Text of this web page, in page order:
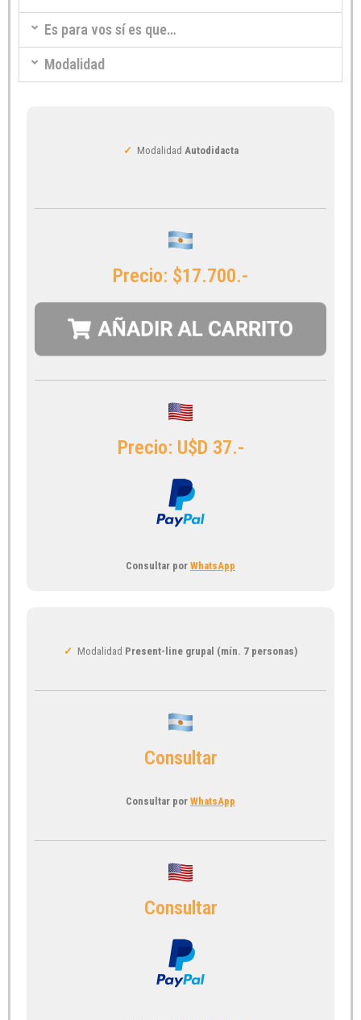
Es para vos sí es que…
Modalidad
✓ Modalidad Autodidacta
Precio: $17.700.-
Precio: U$D 37.-
Consultar por WhatsApp
✓ Modalidad Present-line grupal (mín. 7 personas)
Consultar
Consultar por WhatsApp
Consultar